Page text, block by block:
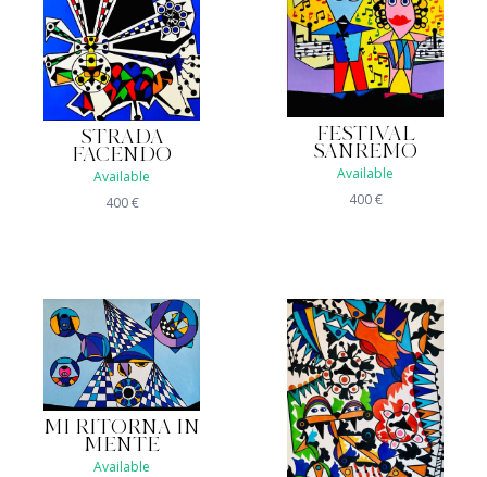
STRADA
FACENDO
Available
400€
FESTIVAL
SANREMO
Available
400€
MI RITORNA IN
MENTE
Available